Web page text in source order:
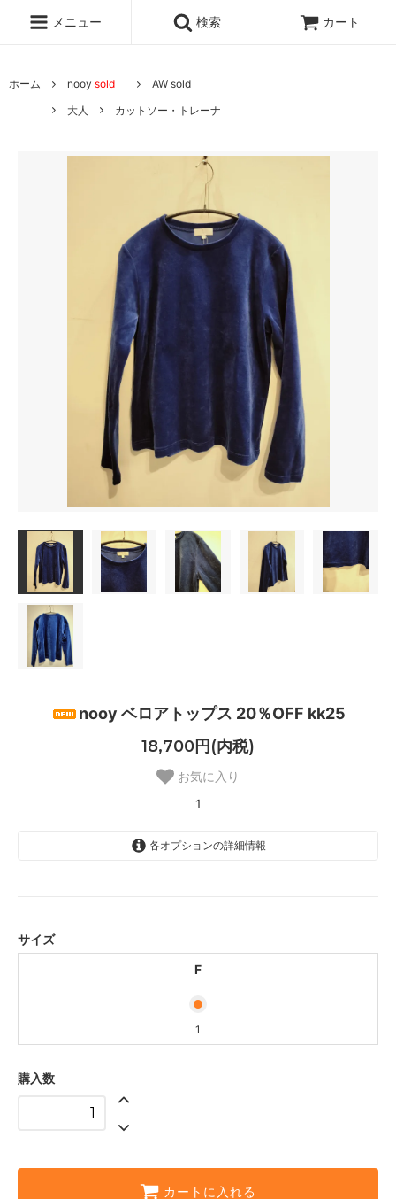
メニュー 検索 カート
ホーム nooy sold
AW sold
大人
カットソー・トレーナ
nooy ベロアトップス 20％OFF kk25
18,700円(内税)
お気に入り
1
各オプションの詳細情報
サイズ
F
1
購入数
カートに入れる